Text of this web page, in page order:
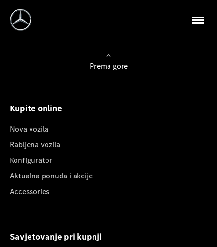
Prema gore
Kupite online
Nova vozila
Rabljena vozila
Konfigurator
Aktualna ponuda i akcije
Accessories
Savjetovanje pri kupnji